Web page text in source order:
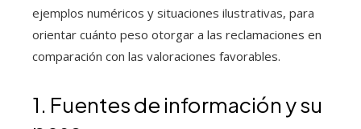
ejemplos numéricos y situaciones ilustrativas, para
orientar cuánto peso otorgar a las reclamaciones en
comparación con las valoraciones favorables.
1. Fuentes de información y su